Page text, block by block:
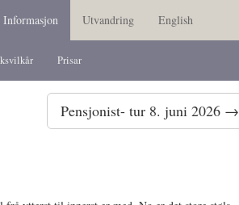
Informasjon Utvandring English
Prisar
Pensjonist- tur 8. juni 2026 →